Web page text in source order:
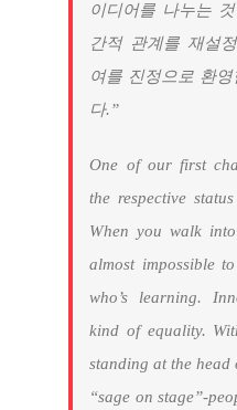
이디어를 나누는
간적 관계를 재설
여를 진정으로 환
다.”
One of our first
the respective
When you walk
almost impossible
who’s learning.
kind of equality.
standing at the head
“sage on stage”-